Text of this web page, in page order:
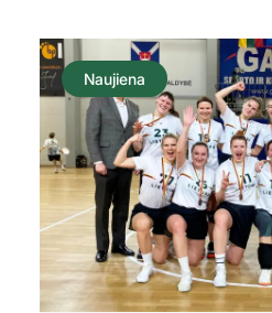
Naujiena